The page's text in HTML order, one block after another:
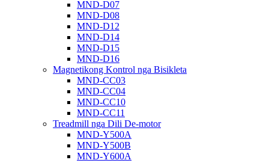
MND-D07
MND-D08
MND-D12
MND-D14
MND-D15
MND-D16
Magnetikong Kontrol nga Bisikleta
MND-CC03
MND-CC04
MND-CC10
MND-CC11
Treadmill nga Dili De-motor
MND-Y500A
MND-Y500B
MND-Y600A